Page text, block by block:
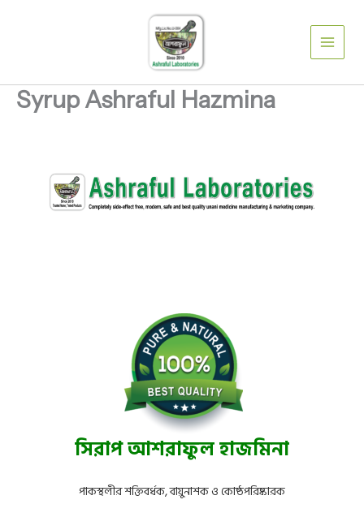
Syrup Ashraful Hazmina
সিরাপ আশরাফুল হাজমিনা
পাকস্থলীর শক্তিবর্ধক, বায়ুনাশক ও কোষ্ঠপরিষ্কারক